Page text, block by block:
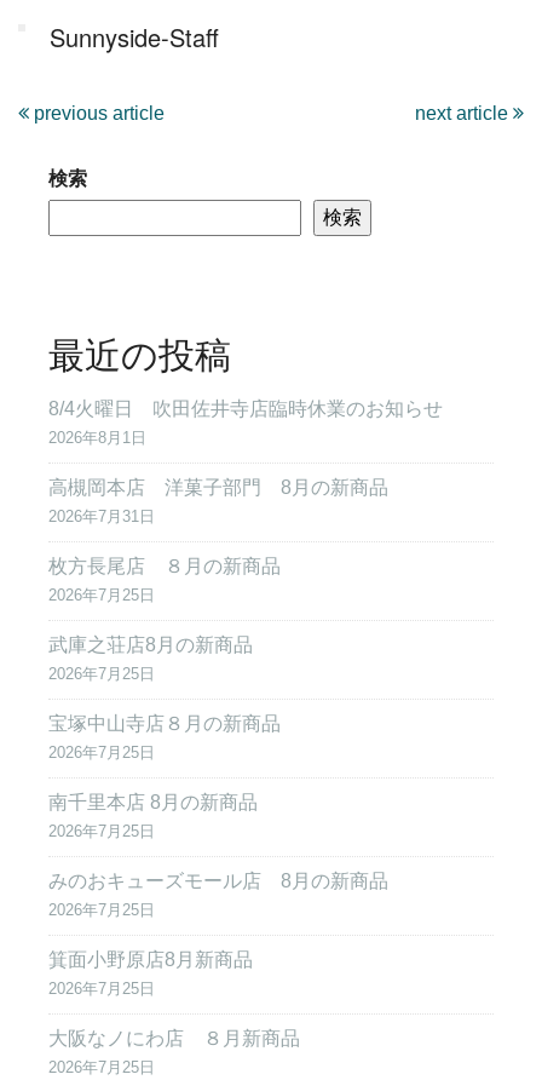
Sunnyside-Staff
previous article next article
検索
検索
最近の投稿
8/4火曜日 吹田佐井寺店臨時休業のお知らせ
2026年8月1日
高槻岡本店 洋菓子部門 8月の新商品
2026年7月31日
枚方長尾店 ８月の新商品
2026年7月25日
武庫之荘店8月の新商品
2026年7月25日
宝塚中山寺店８月の新商品
2026年7月25日
南千里本店 8月の新商品
2026年7月25日
みのおキューズモール店 8月の新商品
2026年7月25日
箕面小野原店8月新商品
2026年7月25日
大阪なノにわ店 ８月新商品
2026年7月25日